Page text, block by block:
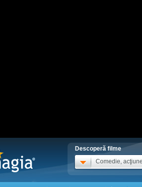
Descoperă filme
Comedie,